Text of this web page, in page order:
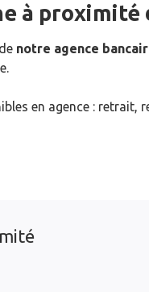
à proximité
notre agence
en agence : retrait,